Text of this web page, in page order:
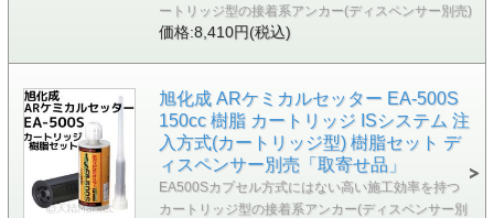
ートリッジ型の接着系アンカー(ディスペンサー別売)
価格:8,410円(税込)
旭化成 ARケミカルセッター EA-500S
150cc 樹脂 カートリッジ ISシステム 注
入方式(カートリッジ型) 樹脂セット デ
ィスペンサー別売「取寄せ品」
EA500Sカプセル方式にはない高い施工効率を持つ
カートリッジ型の接着系アンカー(ディスペンサー別